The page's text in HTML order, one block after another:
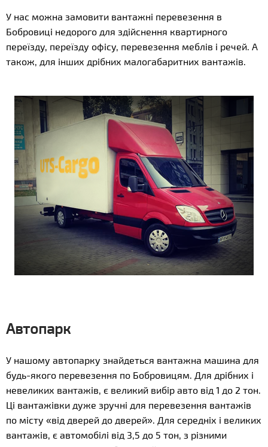
У нас можна замовити вантажні перевезення в
Бобровиці недорого для здійснення квартирного
переїзду, переїзду офісу, перевезення меблів і речей. А
також, для інших дрібних малогабаритних вантажів.
Автопарк
У нашому автопарку знайдеться вантажна машина для
будь-якого перевезення по Бобровицям. Для дрібних і
невеликих вантажів, є великий вибір авто від 1 до 2 тон.
Ці вантажівки дуже зручні для перевезення вантажів
по місту «від дверей до дверей». Для середніх і великих
вантажів, є автомобілі від 3,5 до 5 тон, з різними